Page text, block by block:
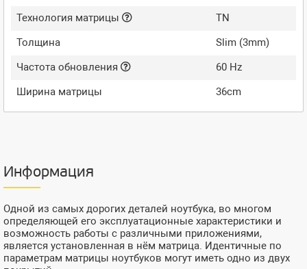
Технология матрицы
TN
Толщина
Slim (3mm)
Частота обновления
60 Hz
Ширина матрицы
36cm
Информация
Одной из самых дорогих деталей ноутбука, во многом
определяющей его эксплуатационные характеристики и
возможность работы с различными приложениями,
является установленная в нём матрица. Идентичные по
параметрам матрицы ноутбуков могут иметь одно из двух